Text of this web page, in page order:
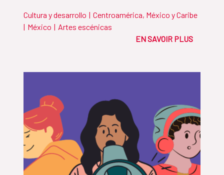
Cultura y desarrollo | Centroamérica, México y Caribe
| México | Artes escénicas
EN SAVOIR PLUS